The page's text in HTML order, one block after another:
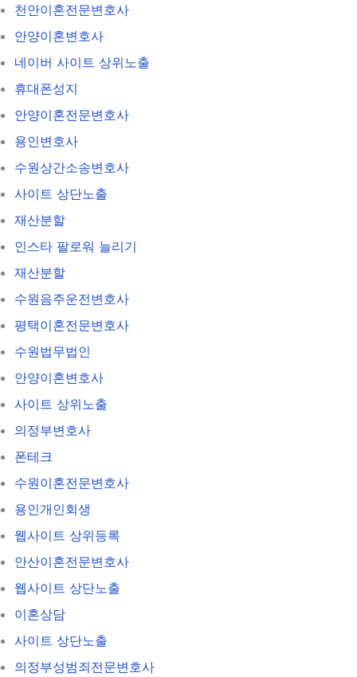
천안이혼전문변호사
안양이혼변호사
네이버 사이트 상위노출
휴대폰성지
안양이혼전문변호사
용인변호사
수원상간소송변호사
사이트 상단노출
재산분할
인스타 팔로워 늘리기
재산분할
수원음주운전변호사
평택이혼전문변호사
수원법무법인
안양이혼변호사
사이트 상위노출
의정부변호사
폰테크
수원이혼전문변호사
용인개인회생
웹사이트 상위등록
안산이혼전문변호사
웹사이트 상단노출
이혼상담
사이트 상단노출
의정부성범죄전문변호사